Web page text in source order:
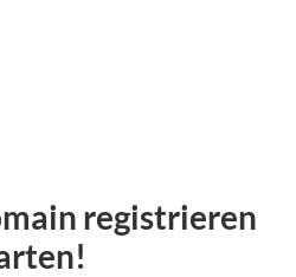
registrieren